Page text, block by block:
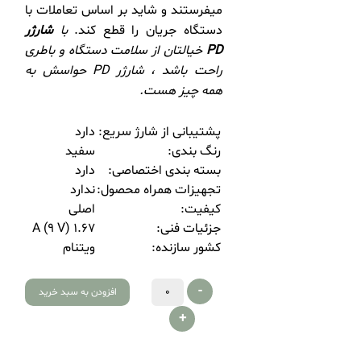
میفرستند و شاید بر اساس تعاملات با
دستگاه جریان را قطع کند.باشارژر
PD خیالتان از سلامت دستگاه و باطری
راحت باشد ، شارژر PD حواسش به
همه چیز هست.
پشتیبانی از شارژ سریع: دارد
رنگ بندی:
سفید
بسته بندی اختصاصی:
دارد
تجهیزات همراه محصول:ندارد
کیفیت:
اصلی
جزئیات فنی:
1.67 A (9 V)
کشور سازنده:
ویتنام
-
+
افزودن به سبد خرید